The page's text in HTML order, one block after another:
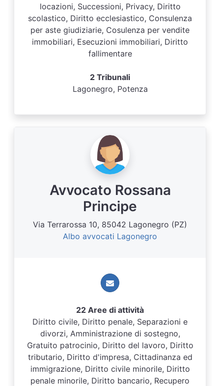
locazioni, Successioni, Privacy, Diritto
scolastico, Diritto ecclesiastico, Consulenza
per aste giudiziarie, Cosulenza per vendite
immobiliari, Esecuzioni immobiliari, Diritto
fallimentare
2 Tribunali
Lagonegro, Potenza
Avvocato Rossana
Principe
Via Terrarossa 10, 85042 Lagonegro (PZ)
Albo avvocati Lagonegro
22 Aree di attività
Diritto civile, Diritto penale, Separazioni e
divorzi, Amministrazione di sostegno,
Gratuito patrocinio, Diritto del lavoro, Diritto
tributario, Diritto d'impresa, Cittadinanza ed
immigrazione, Diritto civile minorile, Diritto
penale minorile, Diritto bancario, Recupero